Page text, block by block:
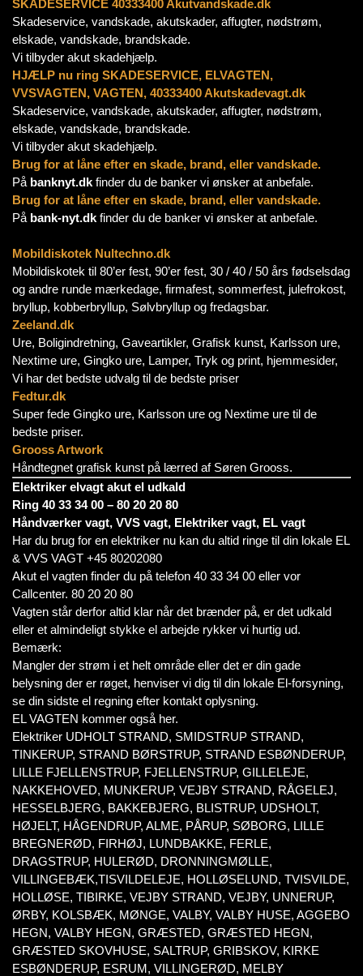
SKADESERVICE 40333400 Akutvandskade.dk
Skadeservice, vandskade, akutskader, affugter, nødstrøm,
elskade, vandskade, brandskade.
Vi tilbyder akut skadehjælp.
HJÆLP nu ring SKADESERVICE, ELVAGTEN,
VVSVAGTEN, VAGTEN, 40333400 Akutskadevagt.dk
Skadeservice, vandskade, akutskader, affugter, nødstrøm,
elskade, vandskade, brandskade.
Vi tilbyder akut skadehjælp.
Brug for at låne efter en skade, brand, eller vandskade.
På banknyt.dk finder du de banker vi ønsker at anbefale.
Brug for at låne efter en skade, brand, eller vandskade.
På bank-nyt.dk finder du de banker vi ønsker at anbefale.
Mobildiskotek Nultechno.dk
Mobildiskotek til 80’er fest, 90’er fest, 30 / 40 / 50 års fødselsdag
og andre runde mærkedage, firmafest, sommerfest, julefrokost,
bryllup, kobberbryllup, Sølvbryllup og fredagsbar.
Zeeland.dk
Ure, Boligindretning, Gaveartikler, Grafisk kunst, Karlsson ure,
Nextime ure, Gingko ure, Lamper, Tryk og print, hjemmesider,
Vi har det bedste udvalg til de bedste priser
Fedtur.dk
Super fede Gingko ure, Karlsson ure og Nextime ure til de
bedste priser.
Grooss Artwork
Håndtegnet grafisk kunst på lærred af Søren Grooss.
Elektriker elvagt akut el udkald
Ring 40 33 34 00 – 80 20 20 80
Håndværker vagt, VVS vagt, Elektriker vagt, EL vagt
Har du brug for en elektriker nu kan du altid ringe til din lokale EL
& VVS VAGT +45 80202080
Akut el vagten finder du på telefon 40 33 34 00 eller vor
Callcenter. 80 20 20 80
Vagten står derfor altid klar når det brænder på, er det udkald
eller et almindeligt stykke el arbejde rykker vi hurtig ud.
Bemærk:
Mangler der strøm i et helt område eller det er din gade
belysning der er røget, henviser vi dig til din lokale El-forsyning,
se din sidste el regning efter kontakt oplysning.
EL VAGTEN kommer også her.
Elektriker UDHOLT STRAND, SMIDSTRUP STRAND,
TINKERUP, STRAND BØRSTRUP, STRAND ESBØNDERUP,
LILLE FJELLENSTRUP, FJELLENSTRUP, GILLELEJE,
NAKKEHOVED, MUNKERUP, VEJBY STRAND, RÅGELEJ,
HESSELBJERG, BAKKEBJERG, BLISTRUP, UDSHOLT,
HØJELT, HÅGENDRUP, ALME, PÅRUP, SØBORG, LILLE
BREGNERØD, FIRHØJ, LUNDBAKKE, FERLE,
DRAGSTRUP, HULERØD, DRONNINGMØLLE,
VILLINGEBÆK,TISVILDELEJE, HOLLØSELUND, TVISVILDE,
HOLLØSE, TIBIRKE, VEJBY STRAND, VEJBY, UNNERUP,
ØRBY, KOLSBÆK, MØNGE, VALBY, VALBY HUSE, AGGEBO
HEGN, VALBY HEGN, GRÆSTED, GRÆSTED HEGN,
GRÆSTED SKOVHUSE, SALTRUP, GRIBSKOV, KIRKE
ESBØNDERUP, ESRUM, VILLINGERØD, MELBY